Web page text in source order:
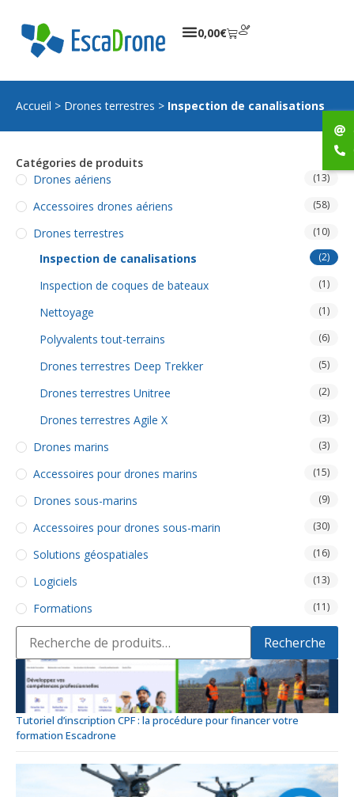
0,00€
Accueil > Drones terrestres > Inspection de canalisations
Catégories de produits
Drones aériens
(13)
Accessoires drones aériens (58)
Drones terrestres (10)
Inspection de canalisations (2)
Inspection de coques de bateaux (1)
Nettoyage (1)
Polyvalents tout-terrains (6)
Drones terrestres Deep Trekker (5)
Drones terrestres Unitree (2)
Drones terrestres Agile X (3)
Drones marins (3)
Accessoires pour drones marins (15)
Drones sous-marins (9)
Accessoires pour drones sous-marin (30)
Solutions géospatiales (16)
Logiciels (13)
Formations (11)
pour : Recherche
Tutoriel d’inscription CPF : la procédure pour financer votre
formation Escadrone